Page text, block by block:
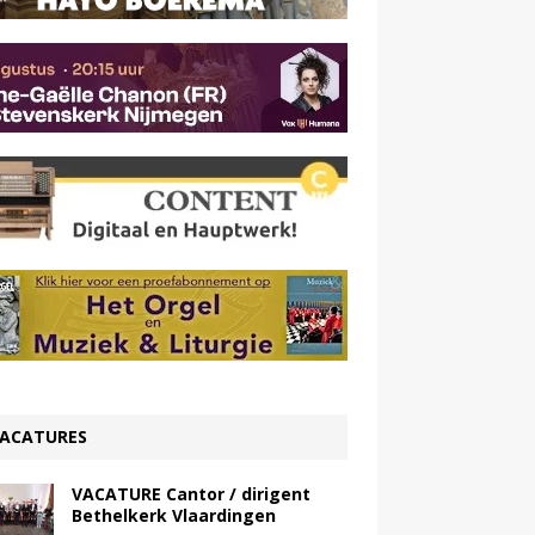
VACATURE Cantor / dirigent
Bethelkerk Vlaardingen